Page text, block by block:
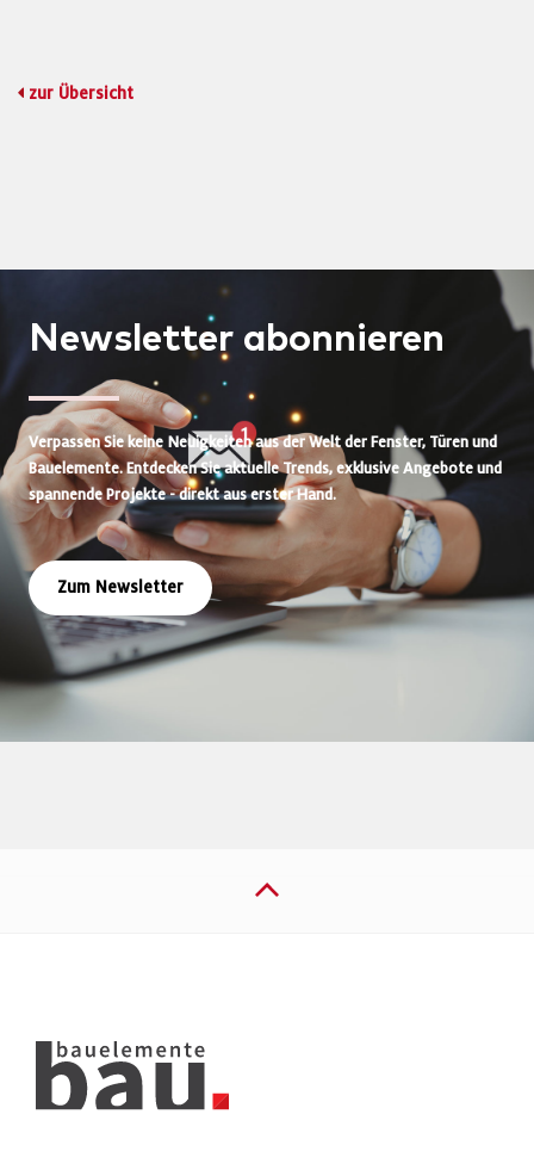
zur Übersicht
Newsletter abonnieren
Verpassen Sie keine Neuigkeiten aus der Welt der Fenster, Türen und
Bauelemente. Entdecken Sie aktuelle Trends, exklusive Angebote und
spannende Projekte - direkt aus erster Hand.
Zum Newsletter